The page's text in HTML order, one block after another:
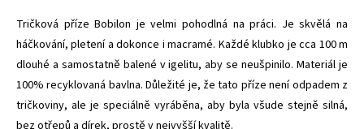
Tričková příze Bobilon je velmi pohodlná na práci. Je skvělá na
háčkování, pletení a dokonce i macramé. Každé klubko je cca 100 m
dlouhé a samostatně balené v igelitu, aby se neušpinilo. Materiál je
100% recyklovaná bavlna. Důležité je, že tato příze není odpadem z
tričkoviny, ale je speciálně vyráběna, aby byla všude stejně silná,
bez otřepů a dírek, prostě v nejvyšší kvalitě.